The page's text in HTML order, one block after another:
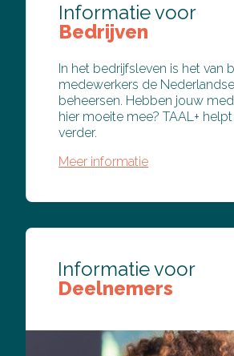
Informatie voor
Bedrijven
In het bedrijfsleven is het van
medewerkers de
beheersen. Hebben jouw
hier moeite mee? TAAL+
verder.
Meer informatie
Informatie voor
Deelnemers